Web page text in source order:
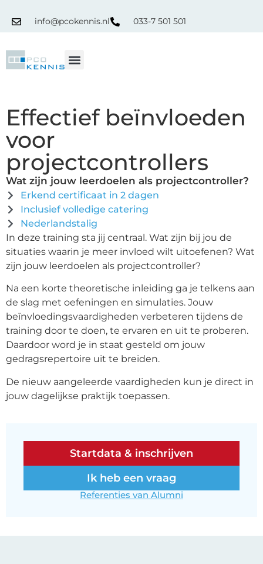
info@pcokennis.nl 033-7 501 501
Effectief beïnvloeden
voor
projectcontrollers
Wat zijn jouw leerdoelen als projectcontroller?
Erkend certificaat in 2 dagen
Inclusief volledige catering
Nederlandstalig
In deze training sta jij centraal. Wat zijn bij jou de
situaties waarin je meer invloed wilt uitoefenen? Wat
zijn jouw leerdoelen als projectcontroller?
Na een korte theoretische inleiding ga je telkens aan
de slag met oefeningen en simulaties. Jouw
beïnvloedingsvaardigheden verbeteren tijdens de
training door te doen, te ervaren en uit te proberen.
Daardoor word je in staat gesteld om jouw
gedragsrepertoire uit te breiden.
De nieuw aangeleerde vaardigheden kun je direct in
jouw dagelijkse praktijk toepassen.
Startdata & inschrijven
Ik heb een vraag
Referenties van Alumni